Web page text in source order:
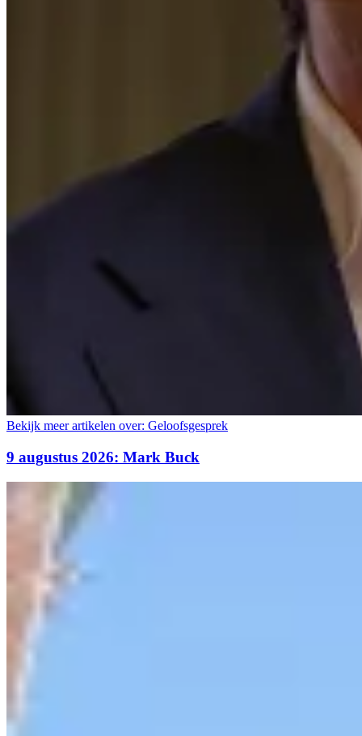
Bekijk meer artikelen over: Geloofsgesprek
9 augustus 2026: Mark Buck